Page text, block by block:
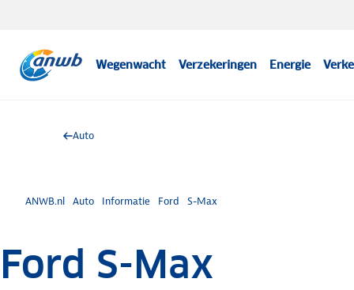
Wegenwacht Verzekeringen Energie
Auto
ANWB.nl Auto Informatie Ford S-Max
Ford S-Max